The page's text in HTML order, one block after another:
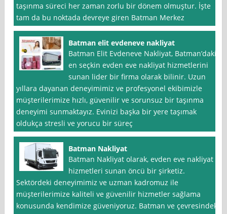
taşınma süreci her zaman zorlu bir dönem olmuştur. İşte
tam da bu noktada devreye giren Batman Merkez
Batman elit evdeneve nakliyat
Batman Elit Evdeneve Nakliyat, Batman’daki
en seçkin evden eve nakliyat hizmetlerini
sunan lider bir firma olarak bilinir. Uzun
yıllara dayanan deneyimimiz ve profesyonel ekibimizle
müşterilerimize hızlı, güvenilir ve sorunsuz bir taşınma
deneyimi sunmaktayız. Evinizi başka bir yere taşımak
oldukça stresli ve yorucu bir süreç
Batman Nakliyat
Batman Nakliyat olarak, evden eve nakliyat
hizmetleri sunan öncü bir şirketiz.
Sektördeki deneyimimiz ve uzman kadromuz ile
müşterilerimize kaliteli ve güvenilir hizmetler sağlama
konusunda kendimize güveniyoruz. Batman ve çevresindeki